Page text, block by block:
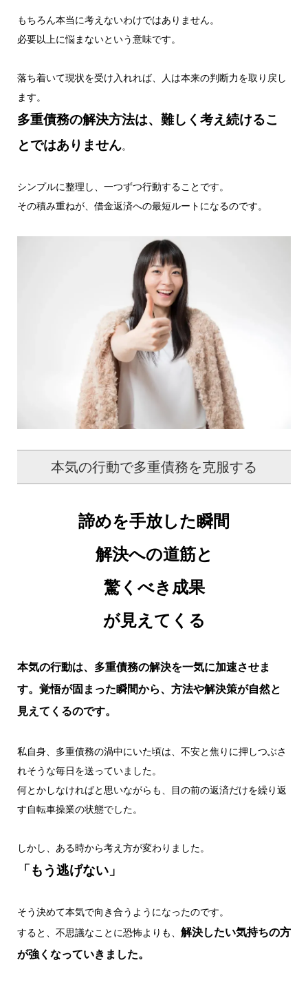
もちろん本当に考えないわけではありません。
必要以上に悩まないという意味です。
落ち着いて現状を受け入れれば、人は本来の判断力を取り戻し
ます。
多重債務の解決方法は、難しく考え続けるこ
とではありません。
シンプルに整理し、一つずつ行動することです。
その積み重ねが、借金返済への最短ルートになるのです。
本気の行動で多重債務を克服する
諦めを手放した瞬間
解決への道筋と
驚くべき成果
が見えてくる
本気の行動は、多重債務の解決を一気に加速させま
す。覚悟が固まった瞬間から、方法や解決策が自然と
見えてくるのです。
私自身、多重債務の渦中にいた頃は、不安と焦りに押しつぶさ
れそうな毎日を送っていました。
何とかしなければと思いながらも、目の前の返済だけを繰り返
す自転車操業の状態でした。
しかし、ある時から考え方が変わりました。
「もう逃げない」
そう決めて本気で向き合うようになったのです。
すると、不思議なことに恐怖よりも、 解決したい気持ちの方
が強くなっていきました。